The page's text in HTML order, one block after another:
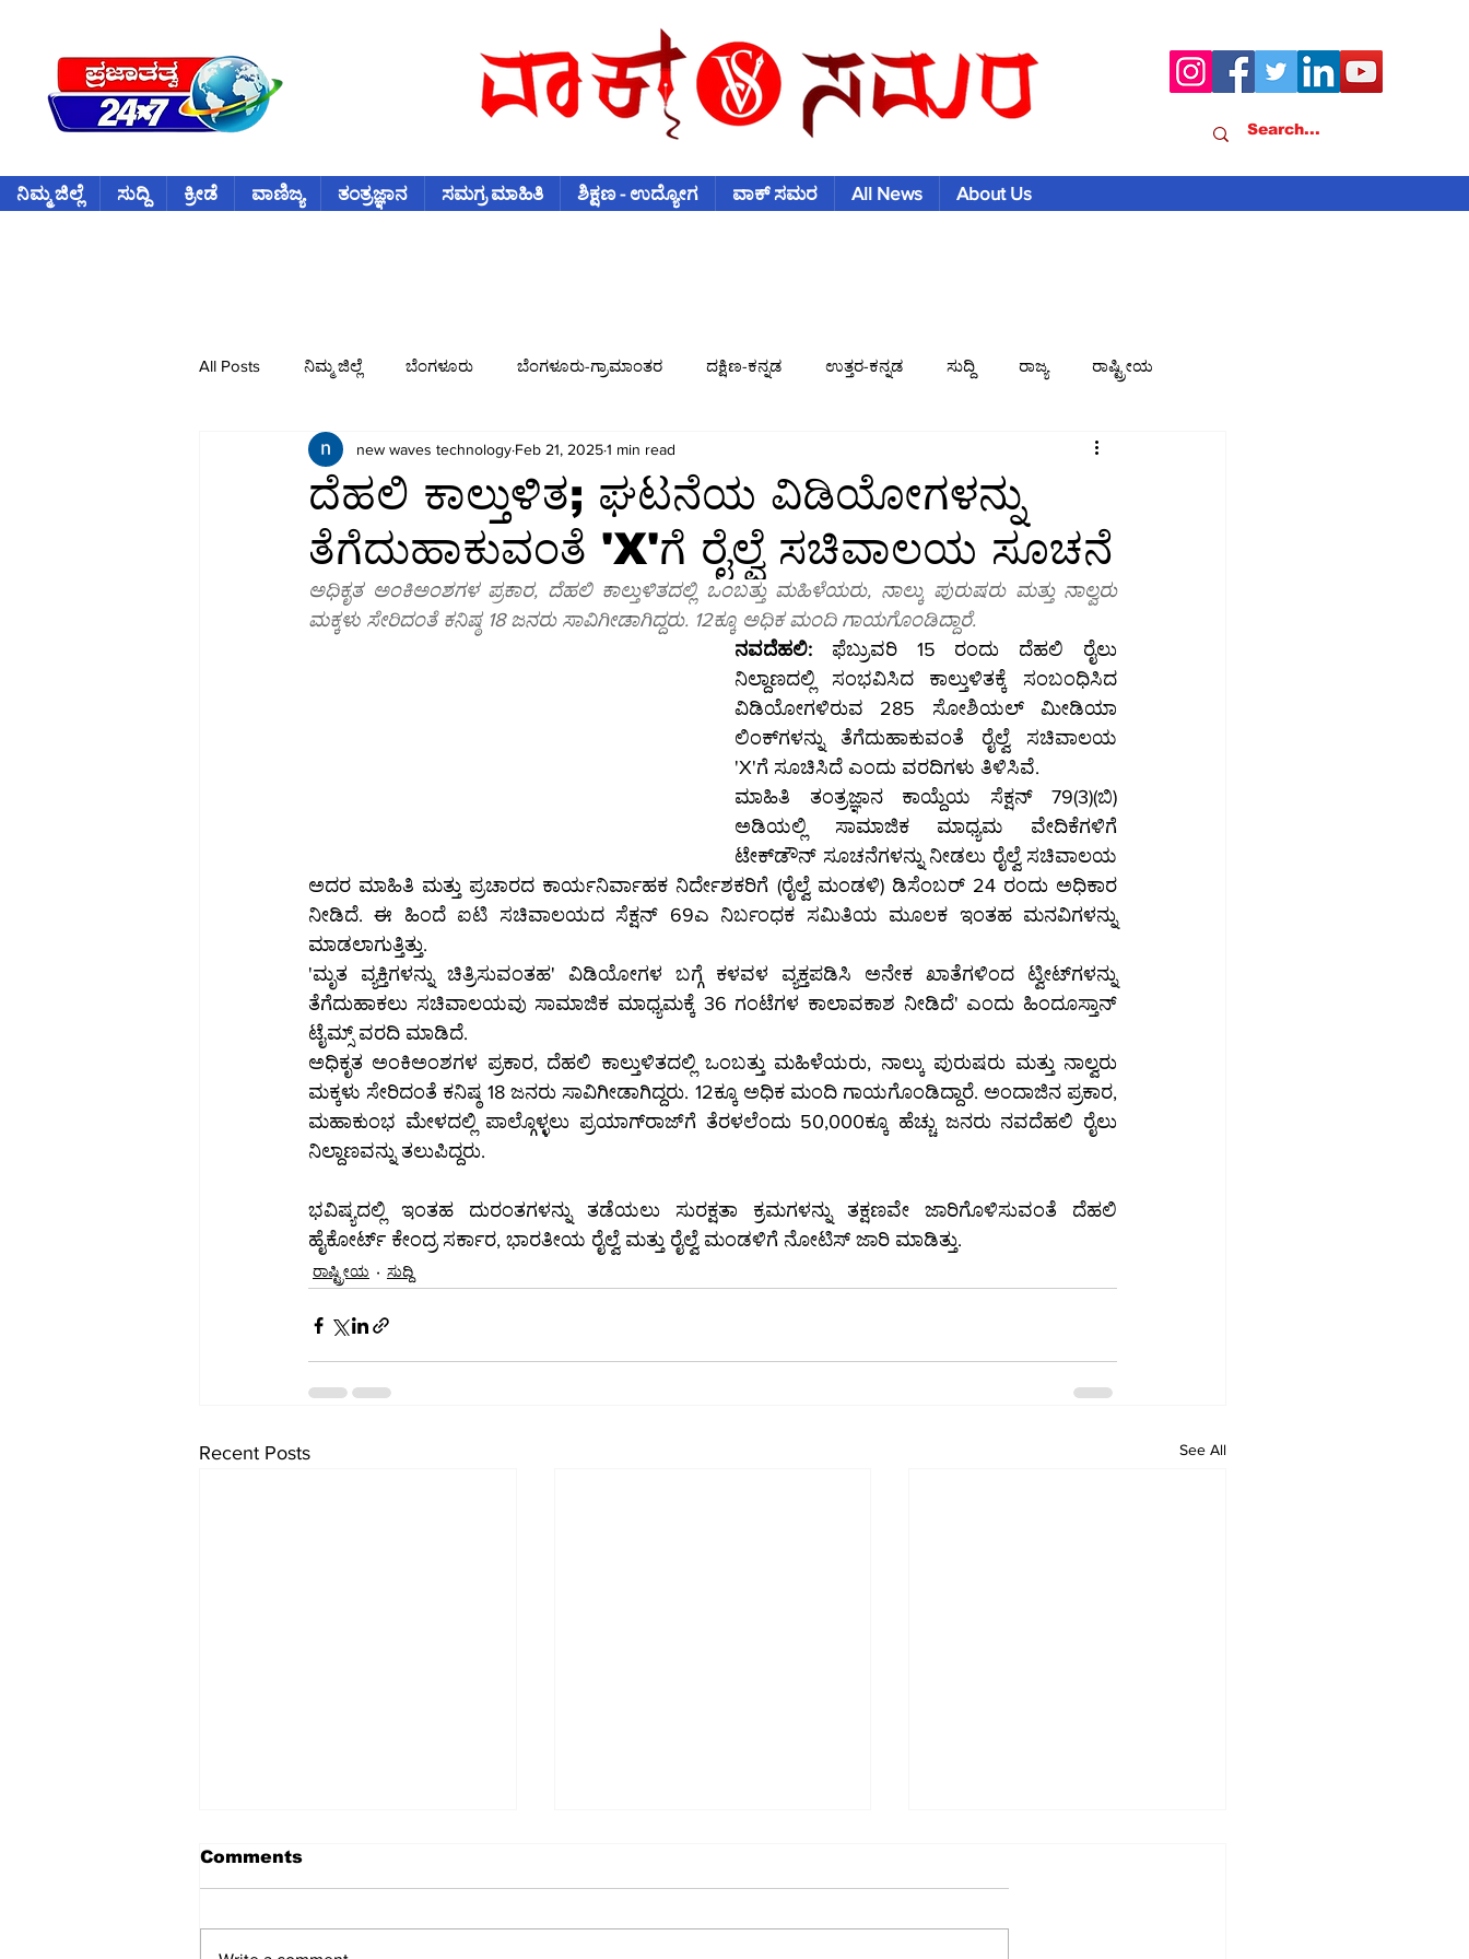
ನಿಮ್ಮ ಜಿಲ್ಲೆ ಸುದ್ದಿ ಕ್ರೀಡೆ ವಾಣಿಜ್ಯ ತಂತ್ರಜ್ಞಾನ ಸಮಗ್ರ ಮಾಹಿತಿ ಶಿಕ್ಷಣ - ಉದ್ಯೋಗ ವಾಕ್ ಸಮರ All News About Us
All Posts ನಿಮ್ಮ ಜಿಲ್ಲೆ ಬೆಂಗಳೂರು ಬೆಂಗಳೂರು-ಗ್ರಾಮಾಂತರ ದಕ್ಷಿಣ-ಕನ್ನಡ ಉತ್ತರ-ಕನ್ನಡ ಸುದ್ದಿ ರಾಜ್ಯ ರಾಷ್ಟ್ರೀಯ
ಕ್ರೀಡೆ ಕ್ರಿಕೆಟ್ ವಿಶ್ವಕಪ್ ಫುಟ್-ಬಾಲ್
ಬಂಡವಾಳ-ಮಾರುಕಟ್ಟೆ ಹಣಕಾಸು-ಸಾಕ್ಷರತೆ ತಂತ್ರಜ್ಞಾನ ತಂತ್ರಜ್ಞಾನ-ಸುದ್ದಿ ತಂತ್ರಜ್ಞಾನ-ಟಿಪ್ಸ್ ಸಾಮಾಜಿಕ ಮಾಧ್ಯಮ
ಗ್ಯಾಜೆಟ್-ವಿಮರ್ಶೆ ವಿಜ್ಞಾನ ಸಮಗ್ರ-ಮಾಹಿತಿ ಆಳ-ಅಗಲ ಒಳನೋಟ ಸಂಕಲನ ಶಿಕ್ಷಣ-ಉದ್ಯೋಗ
ದೆಹಲಿ ಕಾಲ್ತುಳಿತ; ಘಟನೆಯ ವಿಡಿಯೋಗಳನ್ನು
ತೆಗೆದುಹಾಕುವಂತೆ 'X'ಗೆ ರೈಲ್ವೆ ಸಚಿವಾಲಯ ಸೂಚನೆ
new waves technology Feb 21, 20251 min read
ಅಧಿಕೃತ ಅಂಕಿಅಂಶಗಳ ಪ್ರಕಾರ, ದೆಹಲಿ ಕಾಲ್ತುಳಿತದಲ್ಲಿ ಒಂಬತ್ತು ಮಹಿಳೆಯರು, ನಾಲ್ಕು ಪುರುಷರು ಮತ್ತು ನಾಲ್ವರು
ಮಕ್ಕಳು ಸೇರಿದಂತೆ ಕನಿಷ್ಠ 18 ಜನರು ಸಾವಿಗೀಡಾಗಿದ್ದರು. 12ಕ್ಕೂ ಅಧಿಕ ಮಂದಿ ಗಾಯಗೊಂಡಿದ್ದಾರೆ.
ನವದೆಹಲಿ: ಫೆಬ್ರುವರಿ 15 ರಂದು ದೆಹಲಿ ರೈಲು
ನಿಲ್ದಾಣದಲ್ಲಿ ಸಂಭವಿಸಿದ ಕಾಲ್ತುಳಿತಕ್ಕೆ ಸಂಬಂಧಿಸಿದ
ವಿಡಿಯೋಗಳಿರುವ 285 ಸೋಶಿಯಲ್ ಮೀಡಿಯಾ
ಲಿಂಕ್‌ಗಳನ್ನು ತೆಗೆದುಹಾಕುವಂತೆ ರೈಲ್ವೆ ಸಚಿವಾಲಯ
'X'ಗೆ ಸೂಚಿಸಿದೆ ಎಂದು ವರದಿಗಳು ತಿಳಿಸಿವೆ.
ಮಾಹಿತಿ ತಂತ್ರಜ್ಞಾನ ಕಾಯ್ದೆಯ ಸೆಕ್ಷನ್ 79(3)(ಬಿ)
ಅಡಿಯಲ್ಲಿ ಸಾಮಾಜಿಕ ಮಾಧ್ಯಮ ವೇದಿಕೆಗಳಿಗೆ
ಟೇಕ್‌ಡೌನ್ ಸೂಚನೆಗಳನ್ನು ನೀಡಲು ರೈಲ್ವೆ ಸಚಿವಾಲಯ
ಅದರ ಮಾಹಿತಿ ಮತ್ತು ಪ್ರಚಾರದ ಕಾರ್ಯನಿರ್ವಾಹಕ ನಿರ್ದೇಶಕರಿಗೆ (ರೈಲ್ವೆ ಮಂಡಳಿ) ಡಿಸೆಂಬರ್ 24 ರಂದು ಅಧಿಕಾರ
ನೀಡಿದೆ. ಈ ಹಿಂದೆ ಐಟಿ ಸಚಿವಾಲಯದ ಸೆಕ್ಷನ್ 69ಎ ನಿರ್ಬಂಧಕ ಸಮಿತಿಯ ಮೂಲಕ ಇಂತಹ ಮನವಿಗಳನ್ನು
ಮಾಡಲಾಗುತ್ತಿತ್ತು.
'ಮೃತ ವ್ಯಕ್ತಿಗಳನ್ನು ಚಿತ್ರಿಸುವಂತಹ' ವಿಡಿಯೋಗಳ ಬಗ್ಗೆ ಕಳವಳ ವ್ಯಕ್ತಪಡಿಸಿ ಅನೇಕ ಖಾತೆಗಳಿಂದ ಟ್ವೀಟ್‌ಗಳನ್ನು
ತೆಗೆದುಹಾಕಲು ಸಚಿವಾಲಯವು ಸಾಮಾಜಿಕ ಮಾಧ್ಯಮಕ್ಕೆ 36 ಗಂಟೆಗಳ ಕಾಲಾವಕಾಶ ನೀಡಿದೆ' ಎಂದು ಹಿಂದೂಸ್ತಾನ್
ಟೈಮ್ಸ್ ವರದಿ ಮಾಡಿದೆ.
ಅಧಿಕೃತ ಅಂಕಿಅಂಶಗಳ ಪ್ರಕಾರ, ದೆಹಲಿ ಕಾಲ್ತುಳಿತದಲ್ಲಿ ಒಂಬತ್ತು ಮಹಿಳೆಯರು, ನಾಲ್ಕು ಪುರುಷರು ಮತ್ತು ನಾಲ್ವರು
ಮಕ್ಕಳು ಸೇರಿದಂತೆ ಕನಿಷ್ಠ 18 ಜನರು ಸಾವಿಗೀಡಾಗಿದ್ದರು. 12ಕ್ಕೂ ಅಧಿಕ ಮಂದಿ ಗಾಯಗೊಂಡಿದ್ದಾರೆ. ಅಂದಾಜಿನ ಪ್ರಕಾರ,
ಮಹಾಕುಂಭ ಮೇಳದಲ್ಲಿ ಪಾಲ್ಗೊಳ್ಳಲು ಪ್ರಯಾಗ್‌ರಾಜ್‌ಗೆ ತೆರಳಲೆಂದು 50,000ಕ್ಕೂ ಹೆಚ್ಚು ಜನರು ನವದೆಹಲಿ ರೈಲು
ನಿಲ್ದಾಣವನ್ನು ತಲುಪಿದ್ದರು.
ಭವಿಷ್ಯದಲ್ಲಿ ಇಂತಹ ದುರಂತಗಳನ್ನು ತಡೆಯಲು ಸುರಕ್ಷತಾ ಕ್ರಮಗಳನ್ನು ತಕ್ಷಣವೇ ಜಾರಿಗೊಳಿಸುವಂತೆ ದೆಹಲಿ
ಹೈಕೋರ್ಟ್ ಕೇಂದ್ರ ಸರ್ಕಾರ, ಭಾರತೀಯ ರೈಲ್ವೆ ಮತ್ತು ರೈಲ್ವೆ ಮಂಡಳಿಗೆ ನೋಟಿಸ್ ಜಾರಿ ಮಾಡಿತ್ತು.
ರಾಷ್ಟ್ರೀಯ ಸುದ್ದಿ
Recent Posts See All
Comments